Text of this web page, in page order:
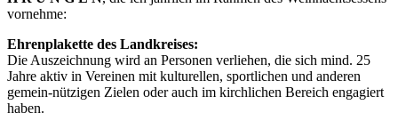
vornehme:
Ehrenplakette des Landkreises:
Die Auszeichnung wird an Personen verliehen, die sich mind. 25
Jahre aktiv in Vereinen mit kulturellen, sportlichen und anderen
gemein-nützigen Zielen oder auch im kirchlichen Bereich engagiert
haben.